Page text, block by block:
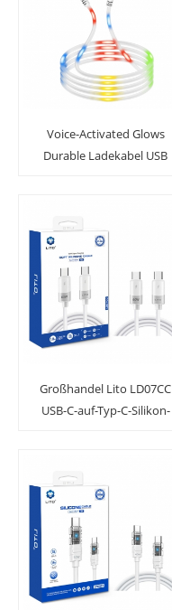
Voice-Activated Glows
Durable Ladekabel USB
Großhandel Lito LD07CC
USB-C-auf-Typ-C-Silikon-